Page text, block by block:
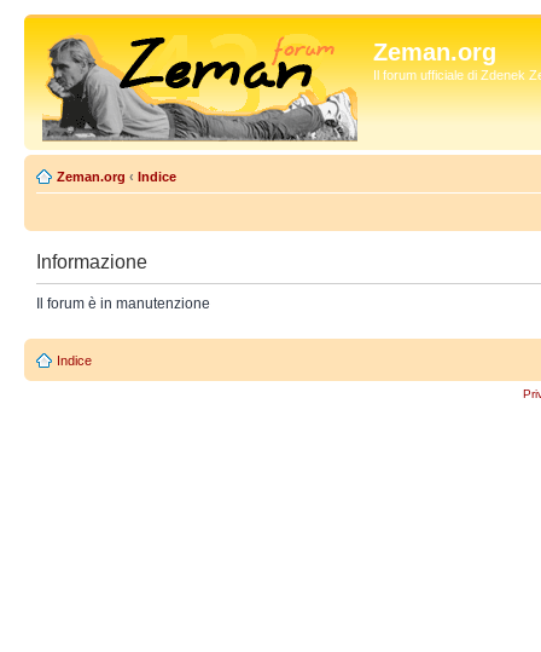
Zeman.org
Il forum ufficiale di Zdenek
Zeman.org ‹ Indice
Informazione
Il forum è in manutenzione
Indice